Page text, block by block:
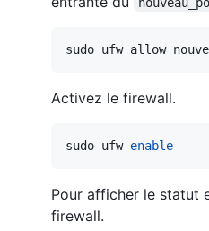
sudo ufw allow
Activez le firewall.
sudo ufw enable
Pour afficher le statut
firewall.